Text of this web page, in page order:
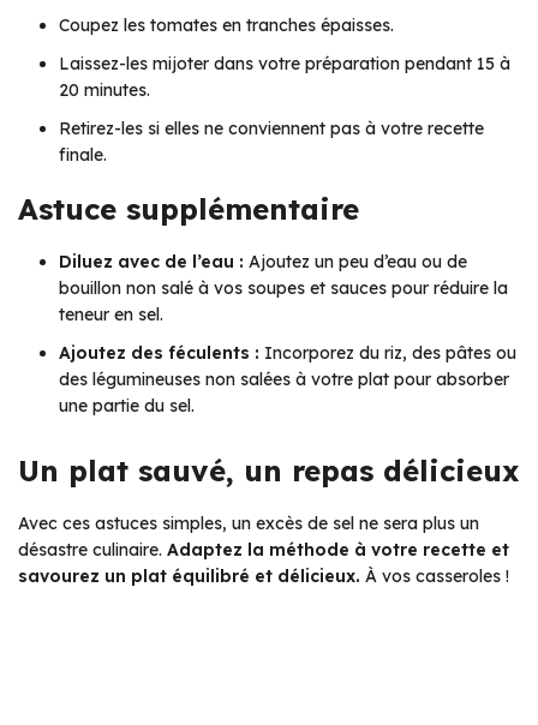
Coupez les tomates en tranches épaisses.
Laissez-les mijoter dans votre préparation pendant 15 à
20 minutes.
Retirez-les si elles ne conviennent pas à votre recette
finale.
Astuce supplémentaire
Diluez avec de l’eau : Ajoutez un peu d’eau ou de
bouillon non salé à vos soupes et sauces pour réduire la
teneur en sel.
Ajoutez des féculents : Incorporez du riz, des pâtes ou
des légumineuses non salées à votre plat pour absorber
une partie du sel.
Un plat sauvé, un repas délicieux
Avec ces astuces simples, un excès de sel ne sera plus un
désastre culinaire. Adaptez la méthode à votre recette et
savourez un plat équilibré et délicieux. À vos casseroles !